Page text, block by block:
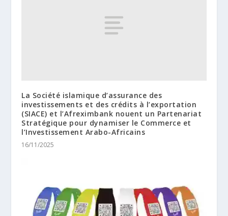
La Société islamique d’assurance des
investissements et des crédits à l’exportation
(SIACE) et l’Afreximbank nouent un Partenariat
Stratégique pour dynamiser le Commerce et
l’Investissement Arabo-Africains
16/11/2025